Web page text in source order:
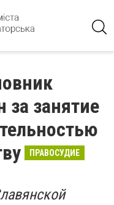
за занятие
ПРАВОСУДИЕ